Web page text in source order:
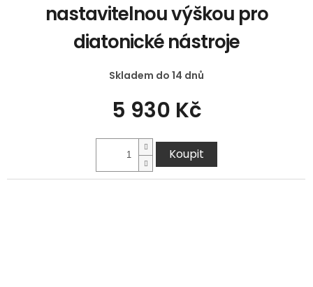
nastavitelnou výškou pro
diatonické nástroje
Skladem do 14 dnů
5 930 Kč
Koupit